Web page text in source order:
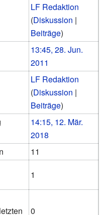
LF Redaktion
(Diskussion |
Beiträge)
13:45, 28. Jun.
2011
LF Redaktion
(Diskussion |
Beiträge)
14:15, 12. Mär.
2018
11
1
0